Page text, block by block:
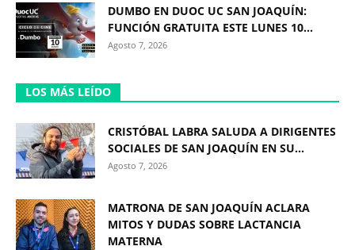
DUMBO EN DUOC UC SAN JOAQUÍN:
FUNCIÓN GRATUITA ESTE LUNES 10...
Agosto 7, 2026
LOS MÁS LEÍDO
CRISTÓBAL LABRA SALUDA A DIRIGENTES
SOCIALES DE SAN JOAQUÍN EN SU...
Agosto 7, 2026
MATRONA DE SAN JOAQUÍN ACLARA
MITOS Y DUDAS SOBRE LACTANCIA
MATERNA